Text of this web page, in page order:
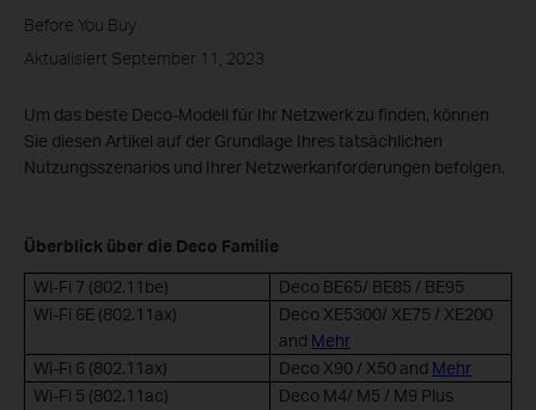
Before You Buy
Aktualisiert September 11, 2023
Um das beste Deco-Modell für Ihr Netzwerk zu finden, können
Sie diesen Artikel auf der Grundlage Ihres tatsächlichen
Nutzungsszenarios und Ihrer Netzwerkanforderungen befolgen.
Überblick über die Deco Familie
Wi-Fi 7 (802.11be)
Deco BE65/ BE85 / BE95
Wi-Fi 6E (802.11ax)
Deco XE5300/ XE75 / XE200
and Mehr
Wi-Fi 6 (802.11ax)
Deco X90 / X50 and Mehr
Wi-Fi 5 (802.11ac)
Deco M4/ M5 / M9 Plus